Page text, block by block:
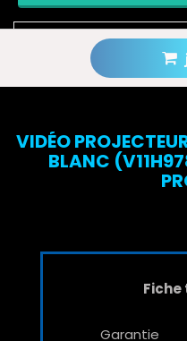
Prévenez-moi
VIDÉO
BLANC
Garantie